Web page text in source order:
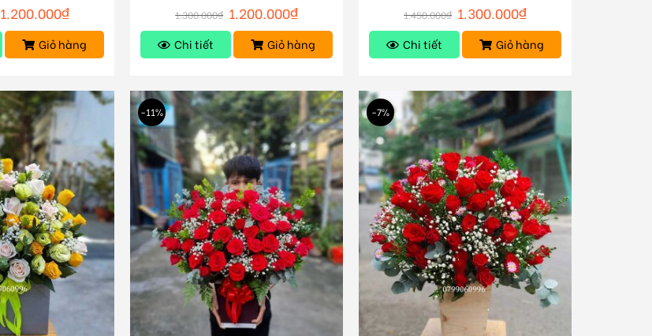
1.200.000₫
Giỏ hàng
1.300.000₫ 1.200.000₫
Chi tiết Giỏ hàng
1.450.000₫ 1.300.000₫
Chi tiết Giỏ hàng
-11% -7%